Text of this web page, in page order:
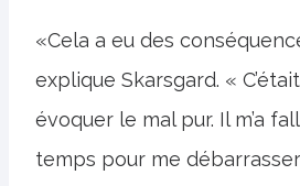
«Cela a eu des
explique Skarsgard. «
évoquer le mal pur. Il m’a
temps pour me